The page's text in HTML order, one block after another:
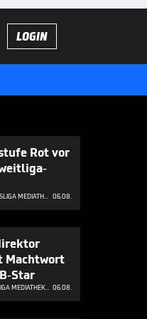
LOGIN
Rot vor
2. BUNDESLIGA MEDIATHEK HIGHLIGHTS 06.08.
Machtwort
Star
BUNDESLIGA MEDIATHEK HIGHLIGHTS 06.08.